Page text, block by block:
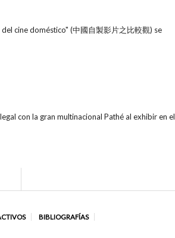
cine doméstico" (中國自製影片之比較觀) se
con la gran multinacional Pathé al exhibir en el
BIBLIOGRAFÍAS